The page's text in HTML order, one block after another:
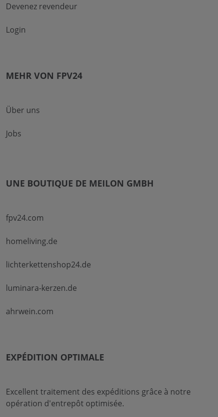
Devenez revendeur
Login
MEHR VON FPV24
Über uns
Jobs
UNE BOUTIQUE DE MEILON GMBH
fpv24.com
homeliving.de
lichterkettenshop24.de
luminara-kerzen.de
ahrwein.com
EXPÉDITION OPTIMALE
Excellent traitement des expéditions grâce à notre
opération d'entrepôt optimisée.